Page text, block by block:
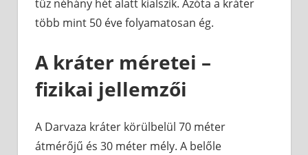
tűz néhány hét alatt kialszik. Azóta a kráter
több mint 50 éve folyamatosan ég.
A kráter méretei –
fizikai jellemzői
A Darvaza kráter körülbelül 70 méter
átmérőjű és 30 méter mély. A belőle